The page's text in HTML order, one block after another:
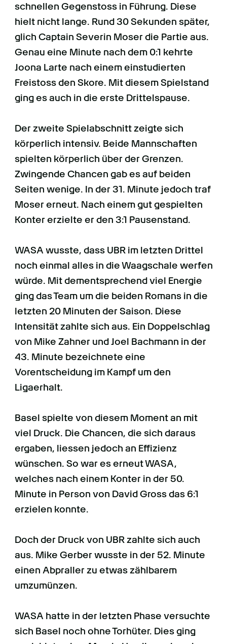
schnellen Gegenstoss in Führung. Diese
hielt nicht lange. Rund 30 Sekunden später,
glich Captain Severin Moser die Partie aus.
Genau eine Minute nach dem 0:1 kehrte
Joona Larte nach einem einstudierten
Freistoss den Skore. Mit diesem Spielstand
ging es auch in die erste Drittelspause.
Der zweite Spielabschnitt zeigte sich
körperlich intensiv. Beide Mannschaften
spielten körperlich über der Grenzen.
Zwingende Chancen gab es auf beiden
Seiten wenige. In der 31. Minute jedoch traf
Moser erneut. Nach einem gut gespielten
Konter erzielte er den 3:1 Pausenstand.
WASA wusste, dass UBR im letzten Drittel
noch einmal alles in die Waagschale werfen
würde. Mit dementsprechend viel Energie
ging das Team um die beiden Romans in die
letzten 20 Minuten der Saison. Diese
Intensität zahlte sich aus. Ein Doppelschlag
von Mike Zahner und Joel Bachmann in der
43. Minute bezeichnete eine
Vorentscheidung im Kampf um den
Ligaerhalt.
Basel spielte von diesem Moment an mit
viel Druck. Die Chancen, die sich daraus
ergaben, liessen jedoch an Effizienz
wünschen. So war es erneut WASA,
welches nach einem Konter in der 50.
Minute in Person von David Gross das 6:1
erzielen konnte.
Doch der Druck von UBR zahlte sich auch
aus. Mike Gerber wusste in der 52. Minute
einen Abpraller zu etwas zählbarem
umzumünzen.
WASA hatte in der letzten Phase versuchte
sich Basel noch ohne Torhüter. Dies ging